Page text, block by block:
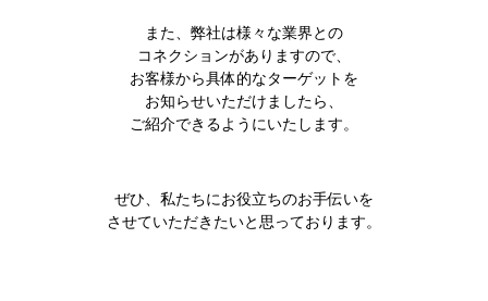
また、弊社は様々な業界との
コネクションがありますので、
お客様から具体的なターゲットを
お知らせいただけましたら、
ご紹介できるようにいたします。
ぜひ、私たちにお役立ちのお手伝いを
させていただきたいと思っております。